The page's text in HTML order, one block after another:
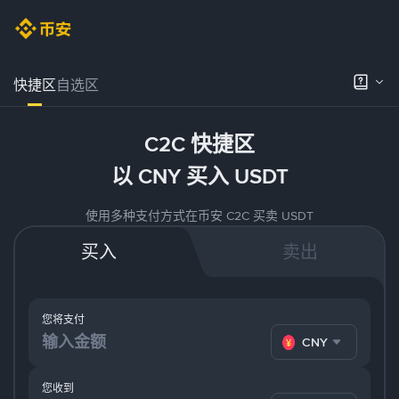
快捷区自选区
C2C 快捷区
以 CNY 买入 USDT
使用多种支付方式在币安 C2C 买卖 USDT
买入 卖出
您将支付
CNY
您收到